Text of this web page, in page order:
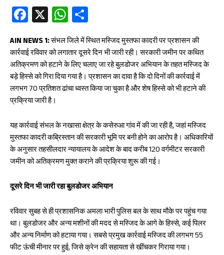
Fa
ce
b
oo
k
X W
ha
ts
A
p
p
ha
re
AIN NEWS 1:संभल जिले में स्थित मस्जिद मुस्तफा कादरी पर प्रशासन की
कार्रवाई रविवार को लगातार दूसरे दिन भी जारी रही। सरकारी जमीन पर कथित
अतिक्रमण को हटाने के लिए चलाए जा रहे बुलडोजर अभियान के तहत मस्जिद के
बड़े हिस्से को गिरा दिया गया है। प्रशासन का दावा है कि दो दिनों की कार्रवाई में
लगभग 70 प्रतिशत ढांचा ध्वस्त किया जा चुका है और शेष हिस्से को भी हटाने की
प्रक्रिया जारी है।
यह कार्रवाई संभल के नखासा क्षेत्र के कसेरुआ गांव में की जा रही है, जहां मस्जिद
मुस्तफा कादरी कब्रिस्तान की सरकारी भूमि पर बनी होने का आरोप है। अधिकारियों
के अनुसार तहसीलदार न्यायालय के आदेश के बाद करीब 120 वर्गमीटर सरकारी
जमीन को अतिक्रमण मुक्त कराने की प्रक्रिया शुरू की गई।
दूसरे दिन भी जारी रहा बुलडोजर अभियान
रविवार सुबह से ही प्रशासनिक अमला भारी पुलिस बल के साथ मौके पर पहुंच गया
था। बुलडोजर और अन्य मशीनों की मदद से मस्जिद के आगे के हिस्से, कई पिलर
और अन्य निर्माण को हटाया गया। सबसे प्रमुख कार्रवाई मस्जिद की लगभग 55
फीट ऊंची मीनार पर हुई, जिसे क्रेन की सहायता से खींचकर गिराया गया।